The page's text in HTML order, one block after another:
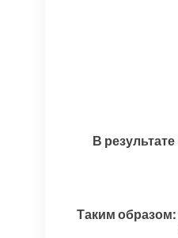
В
Таким образом: